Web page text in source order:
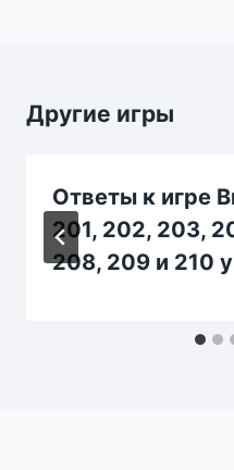
Другие игры
Ответы к игре
201, 202, 203,
208, 209 и 210